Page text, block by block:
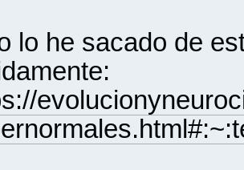
lo he sacado de